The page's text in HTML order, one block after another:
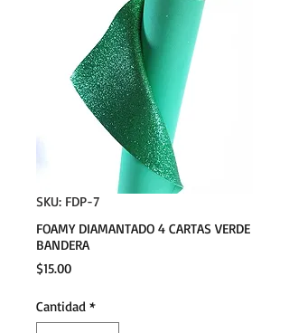
SKU: FDP-7
FOAMY DIAMANTADO 4 CARTAS VERDE
BANDERA
$15.00Precio
Cantidad *